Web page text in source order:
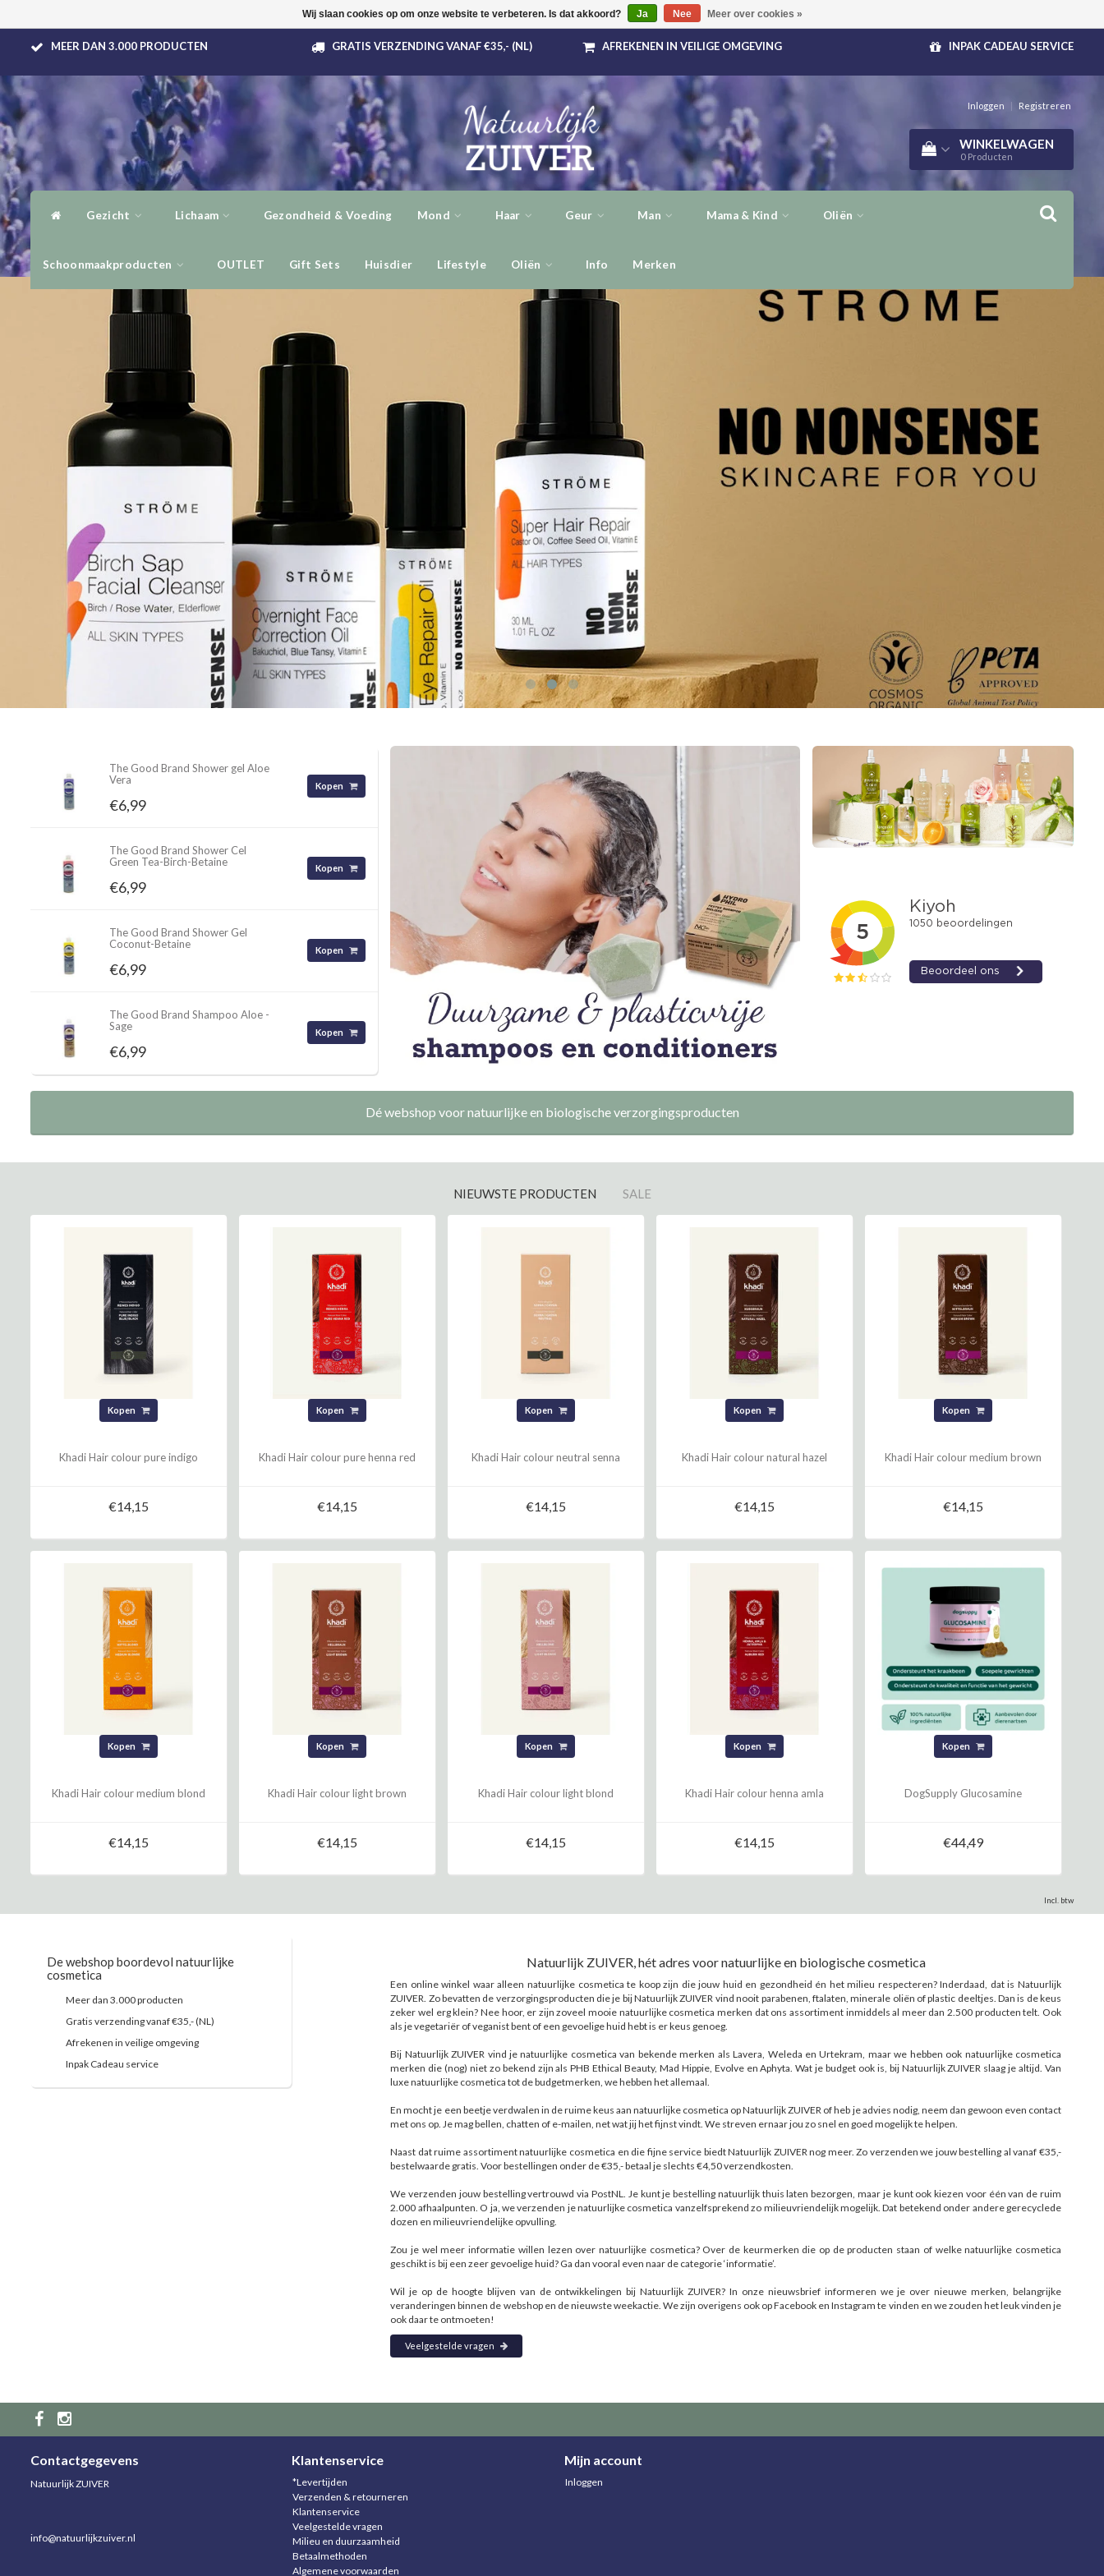
MEER DAN 3.000 PRODUCTEN GRATIS VERZENDING VANAF €35,- (NL) AFREKENEN IN VEILIGE OMGEVING INPAK CADEAU SERVICE
Inloggen | Registreren
WINKELWAGEN
0 Producten
Gezicht Lichaam Gezondheid & Voeding Mond Haar Geur Man Mama & Kind Oliën
Schoonmaakproducten OUTLET Gift Sets Huisdier Lifestyle Oliën Info Merken
The Good Brand Shower gel Aloe
Vera
€6,99
Kopen
The Good Brand Shower Cel
Green Tea-Birch-Betaine
€6,99
Kopen
The Good Brand Shower Gel
Coconut-Betaine
€6,99
Kopen
The Good Brand Shampoo Aloe -
Sage
€6,99
Kopen
Dé webshop voor natuurlijke en biologische verzorgingsproducten
NIEUWSTE PRODUCTEN SALE
Kopen
Khadi Hair colour pure indigo
€14,15
Kopen
Khadi Hair colour pure henna red
€14,15
Kopen
Khadi Hair colour neutral senna
€14,15
Kopen
Khadi Hair colour natural hazel
€14,15
Kopen
Khadi Hair colour medium brown
€14,15
Kopen
Khadi Hair colour medium blond
€14,15
Kopen
Khadi Hair colour light brown
€14,15
Kopen
Khadi Hair colour light blond
€14,15
Kopen
Khadi Hair colour henna amla
€14,15
Kopen
DogSupply Glucosamine
€44,49
Incl. btw
De webshop boordevol natuurlijke
cosmetica
Meer dan 3.000 producten
Gratis verzending vanaf €35,- (NL)
Afrekenen in veilige omgeving
Inpak Cadeau service
Natuurlijk ZUIVER, hét adres voor natuurlijke en biologische cosmetica
Een online winkel waar alleen natuurlijke cosmetica te koop zijn die jouw huid en gezondheid én het milieu respecteren? Inderdaad, dat is Natuurlijk
ZUIVER. Zo bevatten de verzorgingsproducten die je bij Natuurlijk ZUIVER vind nooit parabenen, ftalaten, minerale oliën of plastic deeltjes. Dan is de keus
zeker wel erg klein? Nee hoor, er zijn zoveel mooie natuurlijke cosmetica merken dat ons assortiment inmiddels al meer dan 2.500 producten telt. Ook
als je vegetariër of veganist bent of een gevoelige huid hebt is er keus genoeg.
Bij Natuurlijk ZUIVER vind je natuurlijke cosmetica van bekende merken als Lavera, Weleda en Urtekram, maar we hebben ook natuurlijke cosmetica
merken die (nog) niet zo bekend zijn als PHB Ethical Beauty, Mad Hippie, Evolve en Aphyta. Wat je budget ook is, bij Natuurlijk ZUIVER slaag je altijd. Van
luxe natuurlijke cosmetica tot de budgetmerken, we hebben het allemaal.
En mocht je een beetje verdwalen in de ruime keus aan natuurlijke cosmetica op Natuurlijk ZUIVER of heb je advies nodig, neem dan gewoon even contact
met ons op. Je mag bellen, chatten of e-mailen, net wat jij het fijnst vindt. We streven ernaar jou zo snel en goed mogelijk te helpen.
Naast dat ruime assortiment natuurlijke cosmetica en die fijne service biedt Natuurlijk ZUIVER nog meer. Zo verzenden we jouw bestelling al vanaf €35,-
bestelwaarde gratis. Voor bestellingen onder de €35,- betaal je slechts €4,50 verzendkosten.
We verzenden jouw bestelling vertrouwd via PostNL. Je kunt je bestelling natuurlijk thuis laten bezorgen, maar je kunt ook kiezen voor één van de ruim
2.000 afhaalpunten. O ja, we verzenden je natuurlijke cosmetica vanzelfsprekend zo milieuvriendelijk mogelijk. Dat betekend onder andere gerecyclede
dozen en milieuvriendelijke opvulling.
Zou je wel meer informatie willen lezen over natuurlijke cosmetica? Over de keurmerken die op de producten staan of welke natuurlijke cosmetica
geschikt is bij een zeer gevoelige huid? Ga dan vooral even naar de categorie ‘informatie’.
Wil je op de hoogte blijven van de ontwikkelingen bij Natuurlijk ZUIVER? In onze nieuwsbrief informeren we je over nieuwe merken, belangrijke
veranderingen binnen de webshop en de nieuwste weekactie. We zijn overigens ook op Facebook en Instagram te vinden en we zouden het leuk vinden je
ook daar te ontmoeten!
Veelgestelde vragen
Contactgegevens
Natuurlijk ZUIVER
info@natuurlijkzuiver.nl
Klantenservice
*Levertijden
Verzenden & retourneren
Klantenservice
Veelgestelde vragen
Milieu en duurzaamheid
Betaalmethoden
Algemene voorwaarden
Mijn account
Inloggen
Wij slaan cookies op om onze website te verbeteren. Is dat akkoord? Ja Nee Meer over cookies »